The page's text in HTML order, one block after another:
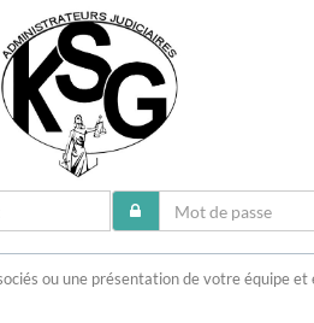
ou une présentation de votre équipe